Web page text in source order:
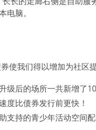
使我们得以增加为社区
级后的场所一共新增了
比债券发行前更快！
支持的青少年活动空间